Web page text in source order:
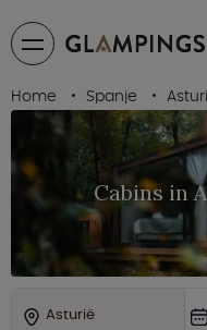
Home Spanje
Cabins in
Asturië